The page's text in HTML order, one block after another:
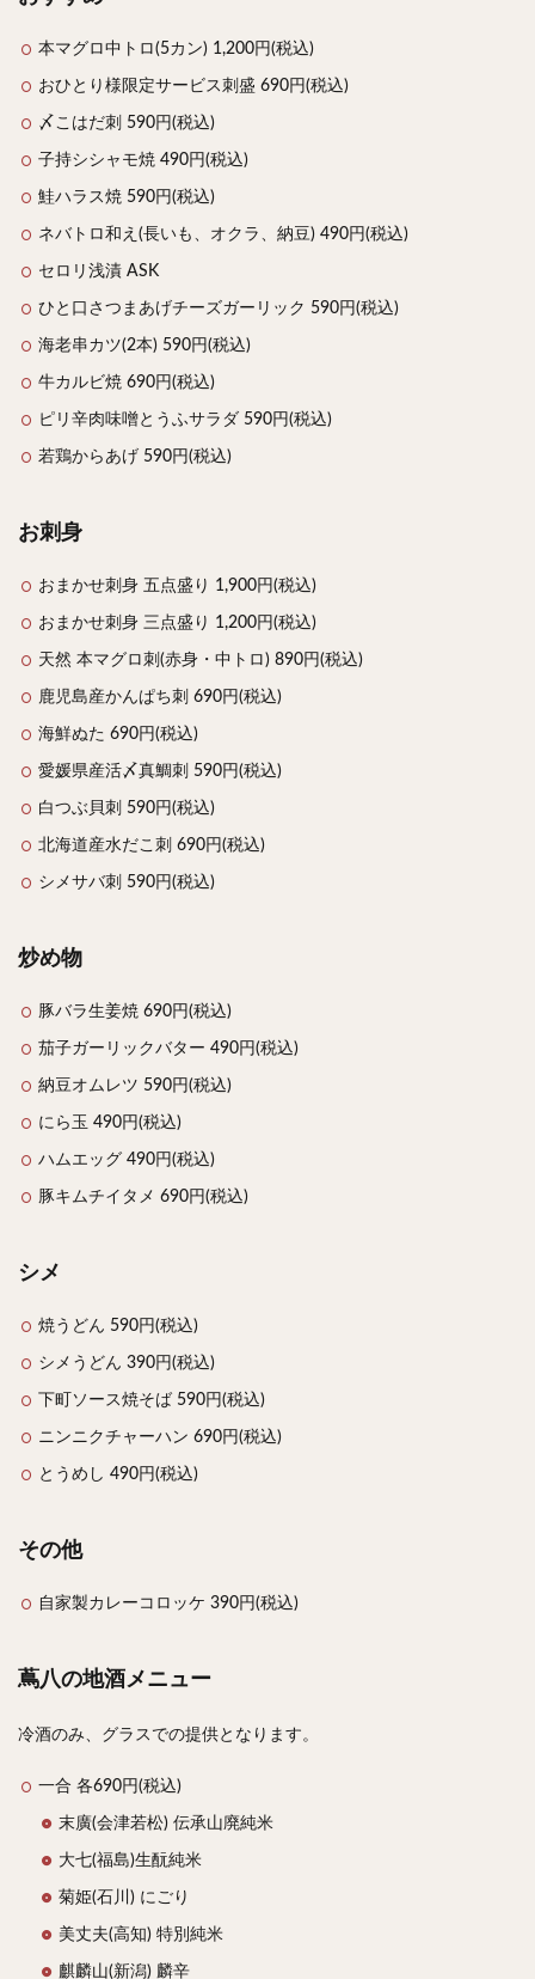
本マグロ中トロ(5カン) 1,200円(税込)
おひとり様限定サービス刺盛 690円(税込)
〆こはだ刺 590円(税込)
子持シシャモ焼 490円(税込)
鮭ハラス焼 590円(税込)
ネバトロ和え(長いも、オクラ、納豆) 490円(税込)
セロリ浅漬 ASK
ひと口さつまあげチーズガーリック 590円(税込)
海老串カツ(2本) 590円(税込)
牛カルビ焼 690円(税込)
ピリ辛肉味噌とうふサラダ 590円(税込)
若鶏からあげ 590円(税込)
お刺身
おまかせ刺身 五点盛り 1,900円(税込)
おまかせ刺身 三点盛り 1,200円(税込)
天然 本マグロ刺(赤身・中トロ) 890円(税込)
鹿児島産かんぱち刺 690円(税込)
海鮮ぬた 690円(税込)
愛媛県産活〆真鯛刺 590円(税込)
白つぶ貝刺 590円(税込)
北海道産水だこ刺 690円(税込)
シメサバ刺 590円(税込)
炒め物
豚バラ生姜焼 690円(税込)
茄子ガーリックバター 490円(税込)
納豆オムレツ 590円(税込)
にら玉 490円(税込)
ハムエッグ 490円(税込)
豚キムチイタメ 690円(税込)
シメ
焼うどん 590円(税込)
シメうどん 390円(税込)
下町ソース焼そば 590円(税込)
ニンニクチャーハン 690円(税込)
とうめし 490円(税込)
その他
自家製カレーコロッケ 390円(税込)
蔦八の地酒メニュー
冷酒のみ、グラスでの提供となります。
一合 各690円(税込)
末廣(会津若松) 伝承山廃純米
大七(福島)生酛純米
菊姫(石川) にごり
美丈夫(高知) 特別純米
麒麟山(新潟) 麟辛